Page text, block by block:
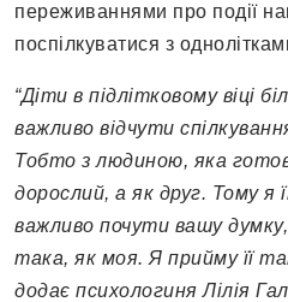
переживаннями про події
поспілкуватися з
“Діти в підлітковому віці
важливо відчути
Тобто з людиною, яка
дорослий, а як друг. Тому я
важливо почути вашу
така, як моя. Я прийму її
додає психологиня Лілія